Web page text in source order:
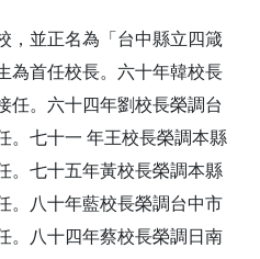
，並正名為「台中縣立四箴
為首任校長。六十年韓校長
任。六十四年劉校長榮調台
。七十一 年王校長榮調本縣
。七十五年黃校長榮調本縣
。八十年藍校長榮調台中市
。八十四年蔡校長榮調日南